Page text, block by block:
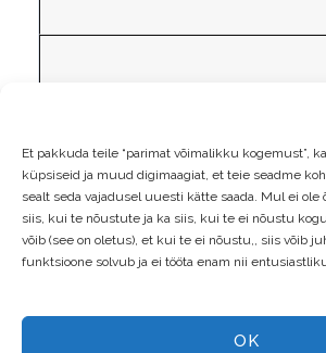
Et pakkuda teile “parimat võimalikku kogemust”,
küpsiseid ja muud digimaagiat, et teie seadme
sealt seda vajadusel uuesti kätte saada. Mul ei
siis, kui te nõustute ja ka siis, kui te ei nõustu
võib (see on oletus), et kui te ei nõustu,, siis võib
funktsioone solvub ja ei tööta enam nii
OK
Puuviljapüree multipack